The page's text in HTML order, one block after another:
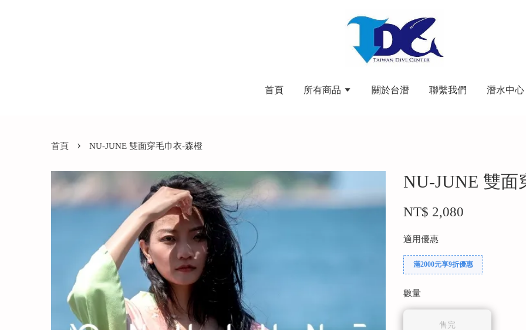
首頁 所有商品 關於台潛 聯繫我們 潛水中心
首頁 › NU-JUNE 雙面穿毛巾衣-森橙
NU-JUNE 雙面
NT$ 2,080
適用優惠
滿2000元享9折優惠
數量
售完